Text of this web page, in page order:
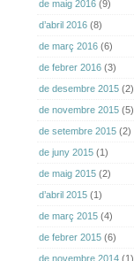
de maig 2016 (9)
d’abril 2016 (8)
de març 2016 (6)
de febrer 2016 (3)
de desembre 2015 (2)
de novembre 2015 (5)
de setembre 2015 (2)
de juny 2015 (1)
de maig 2015 (2)
d’abril 2015 (1)
de març 2015 (4)
de febrer 2015 (6)
de novembre 2014 (1)